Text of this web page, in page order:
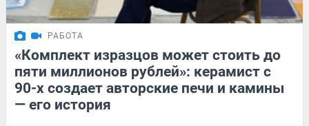
РАБОТА
«Комплект изразцов может стоить до
пяти миллионов рублей»: керамист с
90-х создает авторские печи и камины
— его история